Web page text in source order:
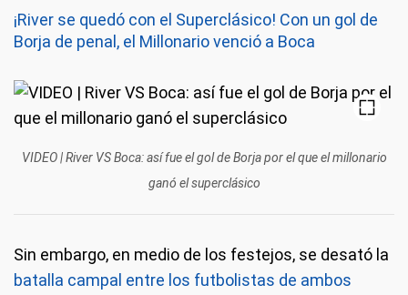
¡River se quedó con el Superclásico! Con un gol de
Borja de penal, el Millonario venció a Boca
VIDEO | River VS Boca: así fue el gol de Borja por el que el millonario
ganó el superclásico
Sin embargo, en medio de los festejos, se desató la
batalla campal entre los futbolistas de ambos